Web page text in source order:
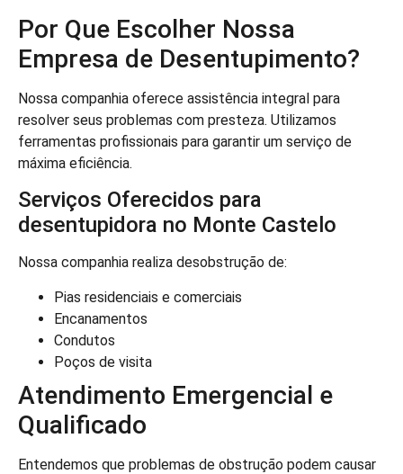
Por Que Escolher Nossa
Empresa de Desentupimento?
Nossa companhia oferece assistência integral para
resolver seus problemas com presteza. Utilizamos
ferramentas profissionais para garantir um serviço de
máxima eficiência.
Serviços Oferecidos para
desentupidora no Monte Castelo
Nossa companhia realiza desobstrução de:
Pias residenciais e comerciais
Encanamentos
Condutos
Poços de visita
Atendimento Emergencial e
Qualificado
Entendemos que problemas de obstrução podem causar